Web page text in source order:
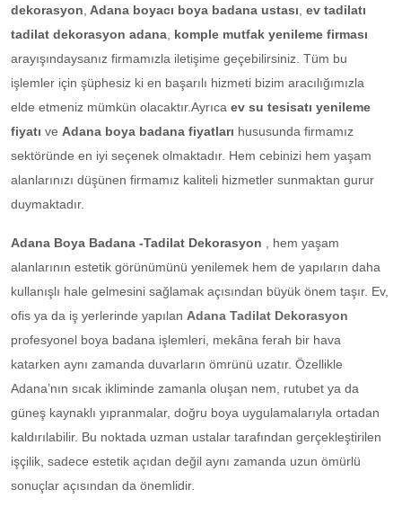
dekorasyon Adana boyacı boya badana ustası ev tadilatı
tadilat dekorasyon adana komple mutfak yenileme firması
arayışındaysanız firmamızla iletişime geçebilirsiniz. Tüm bu
işlemler için şüphesiz ki en başarılı hizmeti bizim aracılığımızla
elde etmeniz mümkün olacaktır.Ayrıca ev su tesisatı yenileme
fiyatı ve Adana boya badana fiyatları hususunda firmamız
sektöründe en iyi seçenek olmaktadır. Hem cebinizi hem yaşam
alanlarınızı düşünen firmamız kaliteli hizmetler sunmaktan gurur
duymaktadır.
Adana Boya Badana -Tadilat Dekorasyon
, hem yaşam
alanlarının estetik görünümünü yenilemek hem de yapıların daha
kullanışlı hale gelmesini sağlamak açısından büyük önem taşır. Ev,
ofis ya da iş yerlerinde yapılan Adana Tadilat Dekorasyon
profesyonel boya badana işlemleri, mekâna ferah bir hava
katarken aynı zamanda duvarların ömrünü uzatır. Özellikle
Adana’nın sıcak ikliminde zamanla oluşan nem, rutubet ya da
güneş kaynaklı yıpranmalar, doğru boya uygulamalarıyla ortadan
kaldırılabilir. Bu noktada uzman ustalar tarafından gerçekleştirilen
işçilik, sadece estetik açıdan değil aynı zamanda uzun ömürlü
sonuçlar açısından da önemlidir.